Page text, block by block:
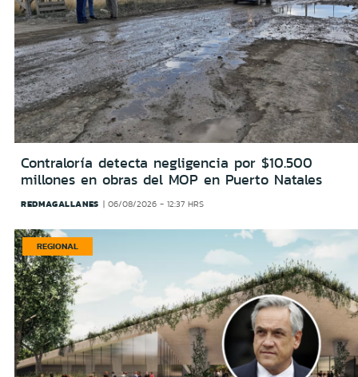
Contraloría detecta negligencia por $10.500
millones en obras del MOP en Puerto Natales
REDMAGALLANES 06/08/2026 - 12:37 HRS
REGIONAL